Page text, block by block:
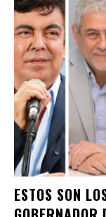
ESTOS SON